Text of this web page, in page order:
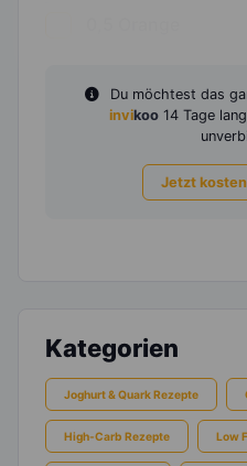
Du möchtest das
invikoo 14 Tage
Jetzt
Kategorien
Joghurt & Quark Rezepte
High-Carb Rezepte Low